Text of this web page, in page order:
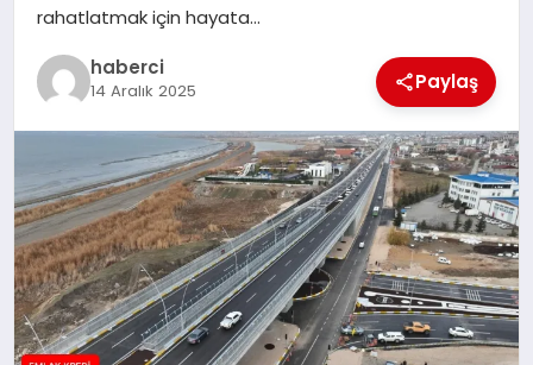
YAŞAM
rahatlatmak için hayata…
haberci
14 Aralık 2025 Paylaş